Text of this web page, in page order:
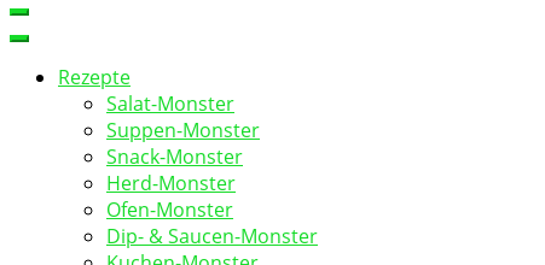
Rezepte
Salat-Monster
Suppen-Monster
Snack-Monster
Herd-Monster
Ofen-Monster
Dip- & Saucen-Monster